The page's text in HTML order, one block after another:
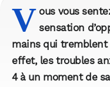
V ous vous
sensation
mains qui tremblent
effet, les troubles
4 à un moment de